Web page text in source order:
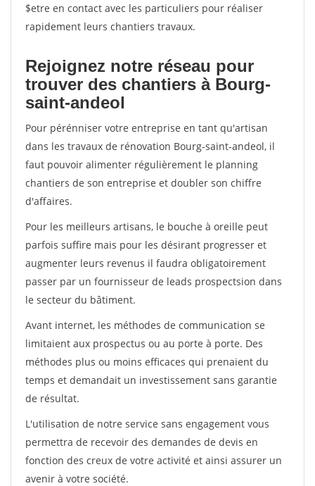
$etre en contact avec les particuliers pour réaliser
rapidement leurs chantiers travaux.
Rejoignez notre réseau pour
trouver des chantiers à Bourg-
saint-andeol
Pour pérénniser votre entreprise en tant qu'artisan
dans les travaux de rénovation Bourg-saint-andeol, il
faut pouvoir alimenter régulièrement le planning
chantiers de son entreprise et doubler son chiffre
d'affaires.
Pour les meilleurs artisans, le bouche à oreille peut
parfois suffire mais pour les désirant progresser et
augmenter leurs revenus il faudra obligatoirement
passer par un fournisseur de leads prospectsion dans
le secteur du bâtiment.
Avant internet, les méthodes de communication se
limitaient aux prospectus ou au porte à porte. Des
méthodes plus ou moins efficaces qui prenaient du
temps et demandait un investissement sans garantie
de résultat.
L'utilisation de notre service sans engagement vous
permettra de recevoir des demandes de devis en
fonction des creux de votre activité et ainsi assurer un
avenir à votre société.